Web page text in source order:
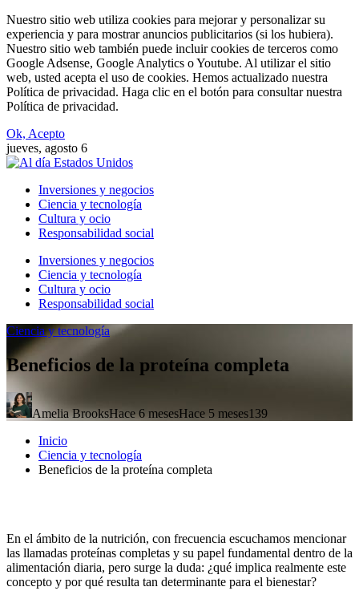
Nuestro sitio web utiliza cookies para mejorar y personalizar su
experiencia y para mostrar anuncios publicitarios (si los hubiera).
Nuestro sitio web también puede incluir cookies de terceros como
Google Adsense, Google Analytics o Youtube. Al utilizar el sitio
web, usted acepta el uso de cookies. Hemos actualizado nuestra
Política de privacidad. Haga clic en el botón para consultar nuestra
Política de privacidad.
Ok, Acepto
jueves, agosto 6
Inversiones y negocios
Ciencia y tecnología
Cultura y ocio
Responsabilidad social
Inversiones y negocios
Ciencia y tecnología
Cultura y ocio
Responsabilidad social
Ciencia y tecnología
Beneficios de la proteína completa
Amelia BrooksHace 6 mesesHace 5 meses139
Inicio
Ciencia y tecnología
Beneficios de la proteína completa
En el ámbito de la nutrición, con frecuencia escuchamos mencionar
las llamadas proteínas completas y su papel fundamental dentro de la
alimentación diaria, pero surge la duda: ¿qué implica realmente este
concepto y por qué resulta tan determinante para el bienestar?